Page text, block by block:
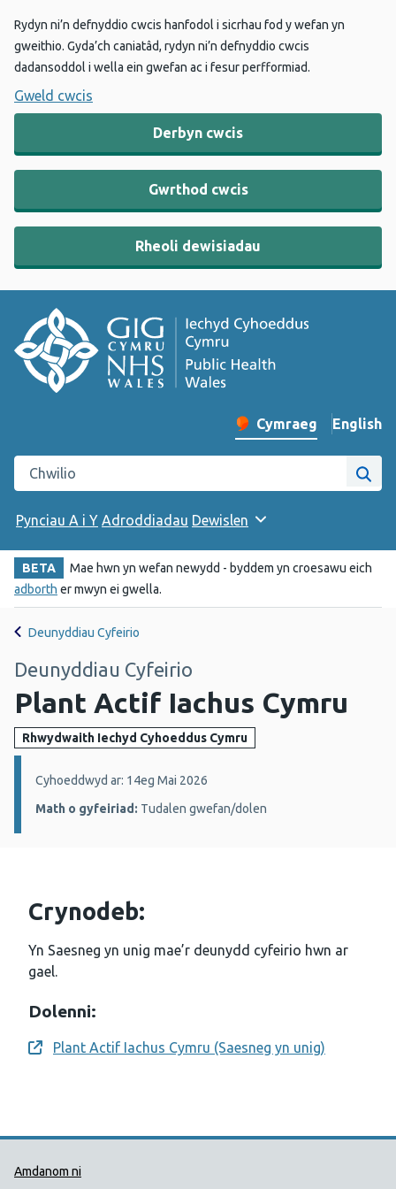
Rydyn ni’n defnyddio cwcis hanfodol i sicrhau fod y wefan yn
gweithio. Gyda’ch caniatâd, rydyn ni’n defnyddio cwcis
dadansoddol i wella ein gwefan ac i fesur perfformiad.
Gweld cwcis
Derbyn cwcis
Gwrthod cwcis
Rheoli dewisiadau
Newid iaith y wefan
Cymraeg English
–
Chwilio gwefan Iechyd Cyhoeddus Cymru
Pynciau A i Y Adroddiadau Dewislen
BETA
Mae hwn yn wefan newydd - byddem yn croesawu eich
adborth er mwyn ei gwella.
Deunyddiau Cyfeirio
Deunyddiau Cyfeirio
Plant Actif Iachus Cymru
Rhwydwaith Iechyd Cyhoeddus Cymru
Manylion:
Cyhoeddwyd ar: 14eg Mai 2026
Math o gyfeiriad: Tudalen gwefan/dolen
Crynodeb:
Yn Saesneg yn unig mae’r deunydd cyfeirio hwn ar
gael.
Dolenni:
Opens a new window
Plant Actif Iachus Cymru (Saesneg yn unig)
Dolenni Cymorth Iechyd
Amdanom ni